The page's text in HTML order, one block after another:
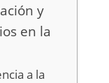
y
en la
a la